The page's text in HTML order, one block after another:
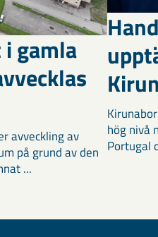
gamla
avveckling av
på grund av den
...
hög nivå
Portugal